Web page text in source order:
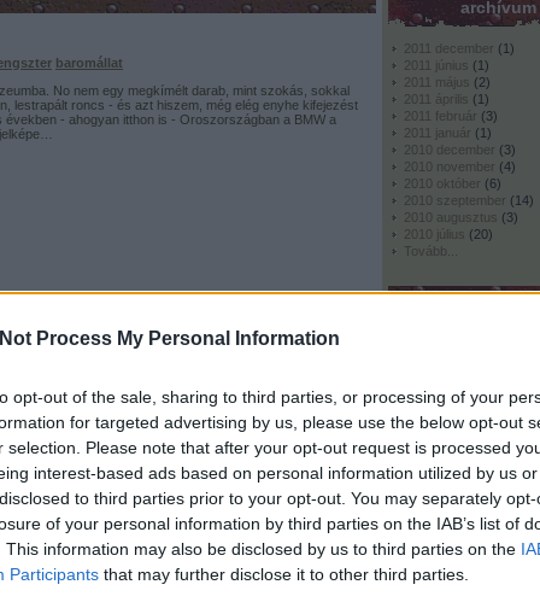
Process My Personal Information
opt-out of the sale, sharing to third parties, or processing of your
for targeted advertising by us, please use the below opt-out
selection. Please note that after your opt-out request is processed
interest-based ads based on personal information utilized by us
to third parties prior to your opt-out. You may separately
of your personal information by third parties on the IAB’s list of
This information may also be disclosed by us to third parties on the
Participants that may further disclose it to other third parties.
archívum
2011 december (1)
2011 június (1)
2011 május (2)
2011 április (1)
2011 február (3)
2011 január (1)
2010 december (3)
2010 november (4)
2010 október (6)
2010 szeptember (14)
2010 augusztus (3)
2010 július (20)
Tovább
kik
Kik vagyunk:
Kik vagyunk: DR!FT3R
Kik vagyunk: feketenap
Kik vagyunk: H.
Kik vagyunk: K.V.
Kik vagyunk: oMm
baromállat
No nem egy megkímélt darab, mint szokás, sokkal
lestrapált roncs - és azt hiszem, még elég enyhe kifejezést
években - ahogyan itthon is - Oroszországban a BMW a
technika poén érdekesség abszurd hülyeállat
nyugodtan bóklászhatok egy kicsit a hirdetések között.
a képzelet csaponghat bátran. Körbenézek pár, felénk ritkább